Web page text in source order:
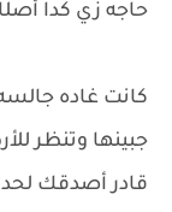
حاجه زي كدا أصلًا
كانت غاده
جبينها وتنظر
قادر أصدقك لحد